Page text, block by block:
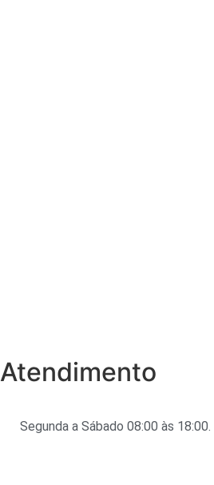
Atendimento
Segunda a Sábado 08:00 às 18:00.